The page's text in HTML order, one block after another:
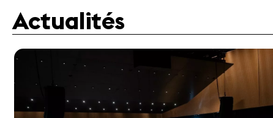
Actualités